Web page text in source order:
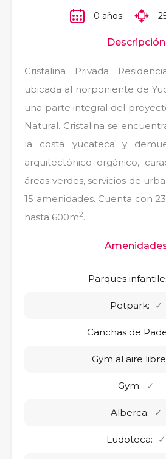
0 años
Descripción
Cristalina Privada
ubicada al norponiente de
una parte integral del
Natural. Cristalina se
la costa yucateca y
arquitectónico orgánico,
áreas verdes, servicios de
15 amenidades. Cuenta con
hasta 600m2.
Parques
Petpark: ✓
Canchas de
Gym al aire
Gym: ✓
Alberca: ✓
Ludoteca: ✓